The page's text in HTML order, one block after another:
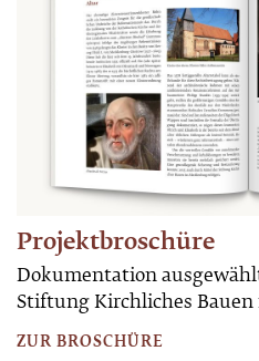
Projektbroschüre
Dokumentation
Stiftung Kirchliches Bauen
ZUR BROSCHÜRE